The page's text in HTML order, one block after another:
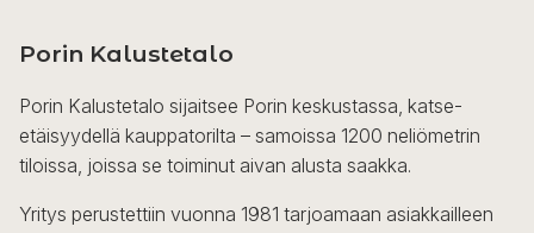
Porin Kalustetalo
Porin Kalustetalo sijaitsee Porin keskustassa, katse-
etäisyydellä kauppatorilta – samoissa 1200 neliömetrin
tiloissa, joissa se toiminut aivan alusta saakka.
Yritys perustettiin vuonna 1981 tarjoamaan asiakkailleen